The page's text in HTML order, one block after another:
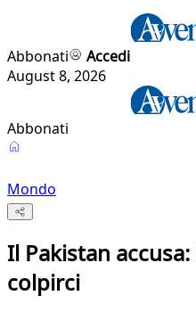
Abbonati
Accedi
August 8, 2026
Abbonati
Mondo
Il Pakistan
colpirci